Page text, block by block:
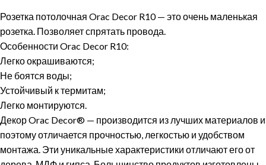
Розетка потолочная Orac Decor R10 — это очень маленькая
розетка. Позволяет спрятать провода.
Особенности Orac Decor R10:
Легко окрашиваются;
Не боятся воды;
Устойчивый к термитам;
Легко монтируются.
Декор Orac Decor® — производится из лучших материалов и
поэтому отличается прочностью, легкостью и удобством
монтажа. Эти уникальные характеристики отличают его от